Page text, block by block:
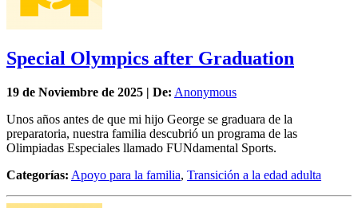
Special Olympics after Graduation
19 de Noviembre de 2025 | De: Anonymous
Unos años antes de que mi hijo George se graduara de la
preparatoria, nuestra familia descubrió un programa de las
Olimpiadas Especiales llamado FUNdamental Sports.
Categorías: Apoyo para la familia, Transición a la edad adulta